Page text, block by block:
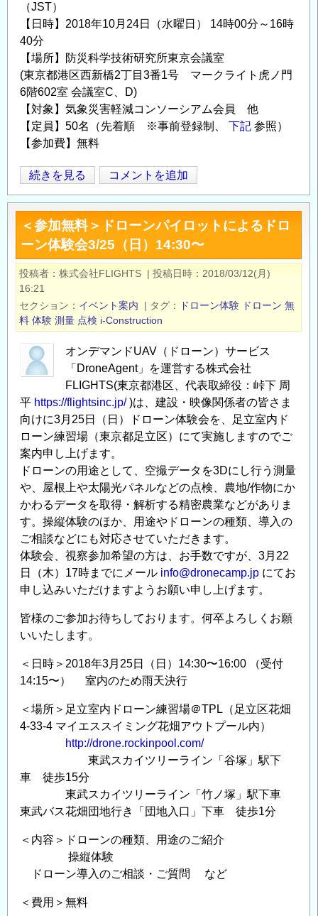
ら
せ
の
（JST）
【日時】2018年10月24日（水曜日） 14時00分～16時
40分
【場所】防災科学技術研究所東京会議室
(東京都港区西新橋2丁目3番1号 マークライト虎ノ門
6階602室 会議室C、D)
【対象】気象災害軽減コンソーシアム会員 他
【定員】50名（先着順 ※事前登録制、
下記 参照）
【参加費】無料
第
4
回
気
象
災
害
軽
減
イ
ノ
シ
ョ
フ
ォ
ー
ラ
ム
「防
災
×
ロ
ー
の
続きを見る コメントを追加
＜参加無料＞ドローンパイロットによるドロ
ーン体験会3/25（日）14:30〜
投稿者 株式会社FLIGHTS | 投稿日時
2018/03/12(月)
16:21
セクション
イベント案内 | タグ ドローン体験 ドローン 無
料 体験 測量 点検 i-Construction
オンデマンドUAV（ドローン）サービス
「DroneAgent」を運営する株式会社
FLIGHTS(東京都港区、代表取締役：峠下 周
平 https://flightsinc.jp/)は、建設・映像関係者の皆さま
向けに3月25日（日）ドローン体験会を、足立室内ド
ローン練習場（東京都足立区）にて実施しますのでご
案内申し上げます。
ドローンの用途として、空撮データを3Dにし行う測量
や、屋根上や太陽光パネルなどの点検、農地/作物にか
かわるデータを取得・解析する精密農業などがありま
す。操縦体験のほか、用途やドローンの種類、導入の
ご相談などにも対応させていただきます。
体験会、視察参加希望の方は、お手数ですが、3月22
日（木）17時までにメール info@dronecamp.jp にてお
申し込みいただけますようお願い申し上げます。
皆様のご参加お待ちしております。何卒よろしくお願
いいたします。
＜日時＞2018年3月25日（日）14:30〜16:00 （受付
14:15〜） 室内のため雨天決行
＜場所＞足立室内ドローン練習場＠TPL（足立区花畑
4-33-4 マイエススイミング花畑アウトプール内）
http://drone.rockinpool.com/
東武スカイツリーライン「谷塚」駅下
車 徒歩15分
東武スカイツリーライン「竹ノ塚」駅下車
東武バス花畑団地行き「団地入口」下車 徒歩1分
＜内容＞ドローンの種類、用途のご紹介
操縦体験
ドローン導入のご相談・ご質問 など
＜費用＞無料